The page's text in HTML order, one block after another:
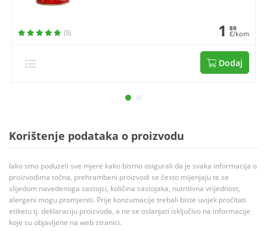
(5) 1 89
€/kom
Dodaj
Korištenje podataka o proizvodu
Iako smo poduzeli sve mjere kako bismo osigurali da je svaka informacija o
proizvodima točna, prehrambeni proizvodi se često mijenjaju te se
slijedom navedenoga sastojci, količina sastojaka, nutritivna vrijednost,
alergeni mogu promjeniti. Prije konzumacije trebali biste uvijek pročitati
etiketu tj. deklaraciju proizvoda, a ne se oslanjati isključivo na informacije
koje su objavljene na web stranici.